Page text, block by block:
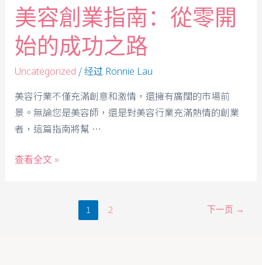
美容創業指南：從零開
始的成功之路
Uncategorized / 经过 Ronnie Lau
美容行業不僅充滿創意和激情，還擁有廣闊的市場前
景。無論您是美容師，還是對美容行業充滿熱情的創業
者，這篇指南將幫 …
查看全文 »
1 2 下一页 →